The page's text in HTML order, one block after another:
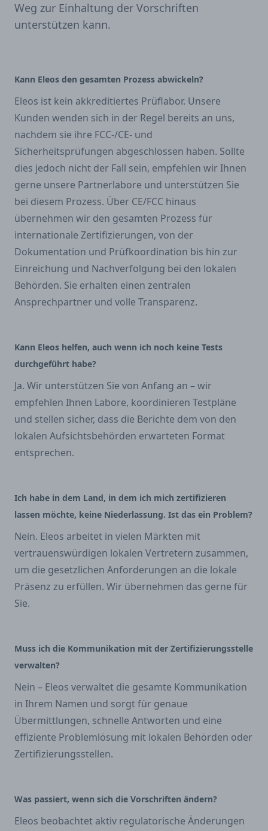
Weg zur Einhaltung der Vorschriften
unterstützen kann.
Kann Eleos den gesamten Prozess abwickeln?
Eleos ist kein akkreditiertes Prüflabor. Unsere
Kunden wenden sich in der Regel bereits an uns,
nachdem sie ihre FCC-/CE- und
Sicherheitsprüfungen abgeschlossen haben. Sollte
dies jedoch nicht der Fall sein, empfehlen wir Ihnen
gerne unsere Partnerlabore und unterstützen Sie
bei diesem Prozess. Über CE/FCC hinaus
übernehmen wir den gesamten Prozess für
internationale Zertifizierungen, von der
Dokumentation und Prüfkoordination bis hin zur
Einreichung und Nachverfolgung bei den lokalen
Behörden. Sie erhalten einen zentralen
Ansprechpartner und volle Transparenz.
Kann Eleos helfen, auch wenn ich noch keine Tests
durchgeführt habe?
Ja. Wir unterstützen Sie von Anfang an – wir
empfehlen Ihnen Labore, koordinieren Testpläne
und stellen sicher, dass die Berichte dem von den
lokalen Aufsichtsbehörden erwarteten Format
entsprechen.
Ich habe in dem Land, in dem ich mich zertifizieren
lassen möchte, keine Niederlassung. Ist das ein Problem?
Nein. Eleos arbeitet in vielen Märkten mit
vertrauenswürdigen lokalen Vertretern zusammen,
um die gesetzlichen Anforderungen an die lokale
Präsenz zu erfüllen. Wir übernehmen das gerne für
Sie.
Muss ich die Kommunikation mit der Zertifizierungsstelle
verwalten?
Nein – Eleos verwaltet die gesamte Kommunikation
in Ihrem Namen und sorgt für genaue
Übermittlungen, schnelle Antworten und eine
effiziente Problemlösung mit lokalen Behörden oder
Zertifizierungsstellen.
Was passiert, wenn sich die Vorschriften ändern?
Eleos beobachtet aktiv regulatorische Änderungen